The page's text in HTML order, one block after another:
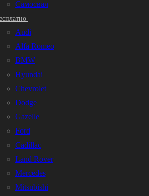
Самосвал
Audi
Alfa Romeo
BMW
Hyundai
Chevrolet
Dodge
Gazelle
Ford
Cadillac
Land Rover
Mercedes
Mitsubishi